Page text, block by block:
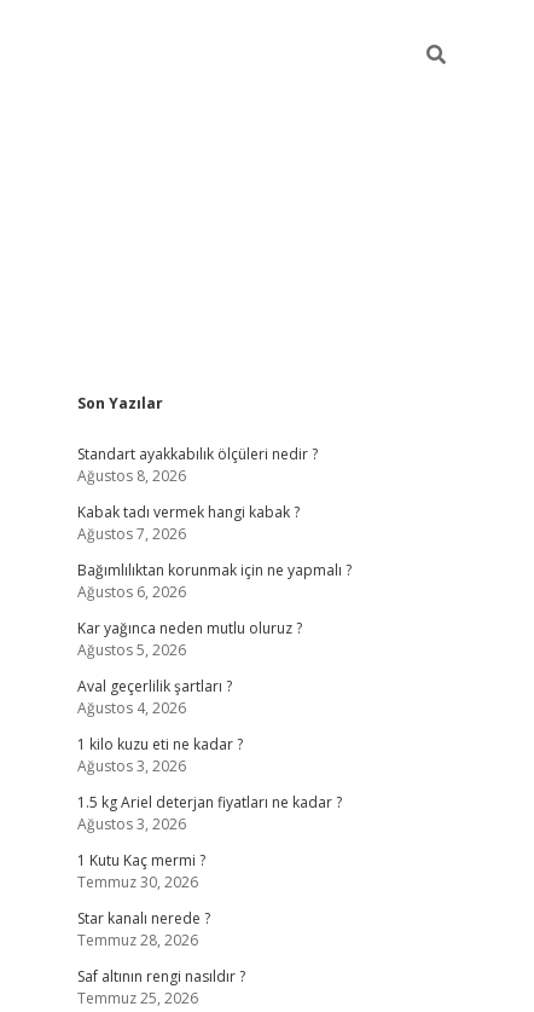
Sidebar
Son Yazılar
Standart ayakkabılık ölçüleri nedir ?
Ağustos 8, 2026
Kabak tadı vermek hangi kabak ?
Ağustos 7, 2026
Bağımlılıktan korunmak için ne yapmalı ?
Ağustos 6, 2026
Kar yağınca neden mutlu oluruz ?
Ağustos 5, 2026
Aval geçerlilik şartları ?
Ağustos 4, 2026
1 kilo kuzu eti ne kadar ?
Ağustos 3, 2026
1.5 kg Ariel deterjan fiyatları ne kadar ?
Ağustos 3, 2026
1 Kutu Kaç mermi ?
Temmuz 30, 2026
Star kanalı nerede ?
Temmuz 28, 2026
Saf altının rengi nasıldır ?
Temmuz 25, 2026